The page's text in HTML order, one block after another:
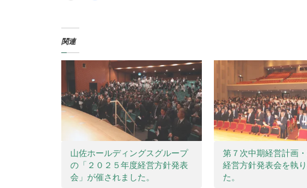
関連
山佐ホールディングスグループ
の「２０２５年度経営方針発表
会」が催されました。
第７次中期経営計画
経営方針発表会を執
た。